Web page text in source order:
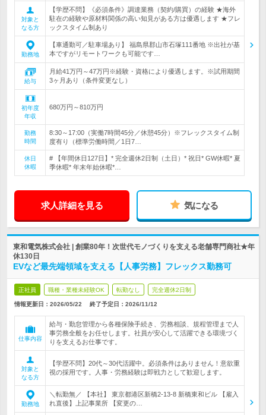
対象と
なる方
【学歴不問】《必須条件》調達業務（契約/購買）の経験 ★海外
駐在の経験や原材料関係の高い知見がある方は優遇します ★フレ
ックスタイム制あり
勤務地
【車通勤可／駐車場あり】 福島県郡山市石塚111番地 ※出社が基
本ですがリモートワークも可能です…
給与
月給41万円～47万円※経験・資格により優遇します。※試用期間
3ヶ月あり（条件変更なし）
初年度
年収
680万円～810万円
勤務
時間
8:30～17:00（実働7時間45分／休憩45分）※フレックスタイム制
度有り（標準労働時間／1日7…
休日
休暇
# 【年間休日127日】* 完全週休2日制（土日）* 祝日* GW休暇* 夏
季休暇* 年末年始休暇*…
求人詳細を見る 気になる
東和電気株式会社 | 創業80年！次世代モノづくりを支える老舗専門商社★年
休130日
EVなど最先端領域を支える【人事労務】フレックス勤務可
正社員 職種・業種未経験OK 転勤なし 完全週休2日制
情報更新日：2026/05/22 終了予定日： 2026/11/12
仕事内容
給与・勤怠管理から各種保険手続き、労務相談、規程管理まで人
事労務全般をお任せします。社員が安心して活躍できる環境づく
りを支えるお仕事です。
対象と
なる方
【学歴不問】20代～30代活躍中。必須条件はありません！意欲重
視の採用です。人事・労務経験は即戦力として歓迎します。
勤務地
＼転勤無／ 【本社】 東京都港区新橋2-13-8 新橋東和ビル 【雇入
れ直後】上記事業所 【変更の…